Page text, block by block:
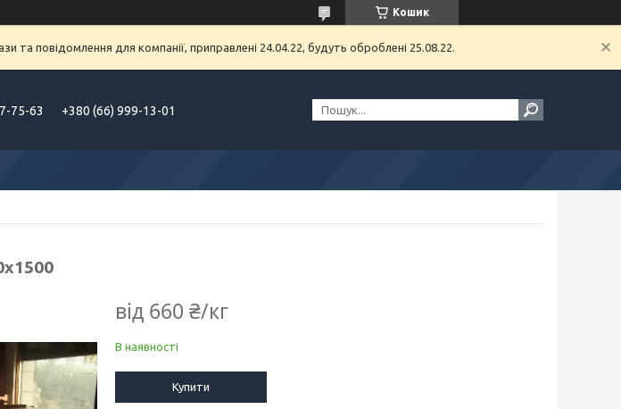
Кошик
та повідомлення для компанії, приправлені 24.04.22, будуть оброблені 25.08.22.
75-63 +380 (66) 999-13-01
від 660 ₴/кг
В наявності
Купити